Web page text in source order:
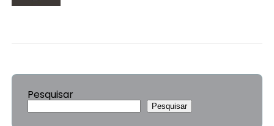
Pesquisar
Pesquisar